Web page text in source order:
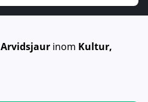
Arvidsjaur inom Kultur,